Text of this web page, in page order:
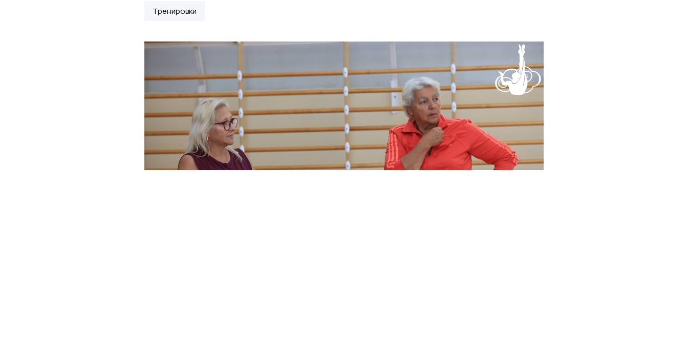
Тренировки